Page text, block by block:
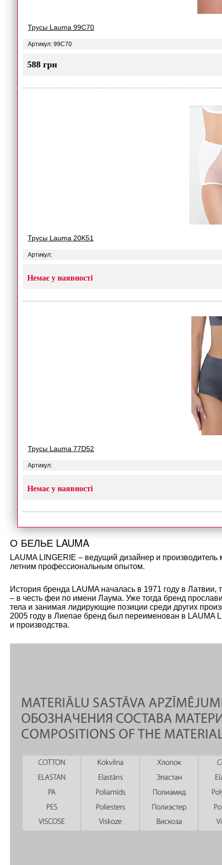
Трусы Lauma 99C70
Артикул: 99C70
588 грн
Трусы Lauma 20K51
Артикул:
Немає у наявності
Трусы Lauma 77D52
Артикул:
Немає у наявності
О БЕЛЬЕ LAUMA
LAUMA LINGERIE – ведущий дизайнер и
летним профессиональным опытом.
История бренда LAUMA началась в 1971 году в
– в честь феи по имени Лаума. Уже тогда бренд
тела и занимая лидирующие позиции среди других
2005 году в Лиепае бренд был переименован в LAUMA
и производства.